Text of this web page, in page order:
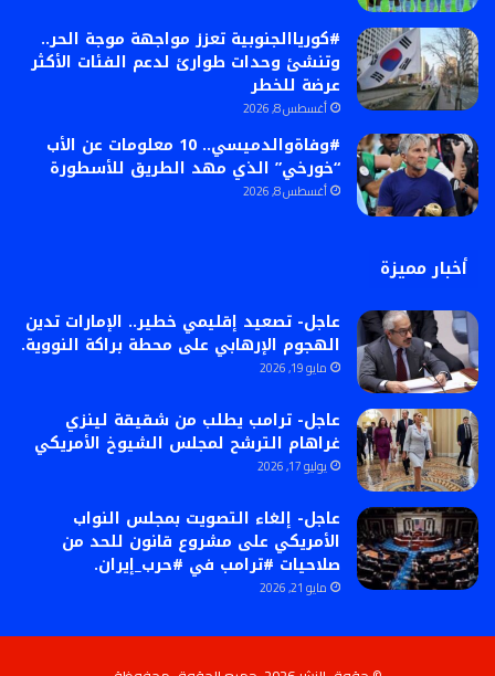
#كورياالجنوبية تعزز مواجهة موجة الحر..
وتنشئ وحدات طوارئ لدعم الفئات الأكثر
عرضة للخطر
أغسطس 8, 2026
#وفاةوالدميسي.. 10 معلومات عن الأب
“خورخي” الذي مهد الطريق للأسطورة
أغسطس 8, 2026
أخبار مميزة
عاجل- تصعيد إقليمي خطير.. الإمارات تدين
الهجوم الإرهابي على محطة براكة النووية.
مايو 19, 2026
عاجل- ترامب يطلب من شقيقة لينزي
غراهام الترشح لمجلس الشيوخ الأمريكي
يوليو 17, 2026
عاجل- إلغاء التصويت بمجلس النواب
الأمريكي على مشروع قانون للحد من
صلاحيات #ترامب في #حرب_إيران.
مايو 21, 2026